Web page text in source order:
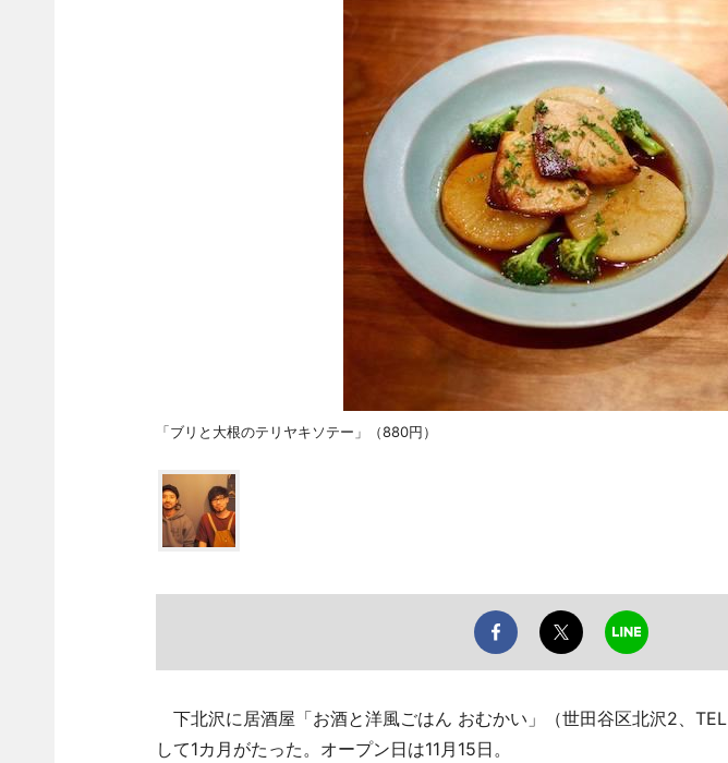
「ブリと大根のテリヤキソテー」（880円）
下北沢に居酒屋「お酒と洋風ごはん おむかい」（世田谷区北沢2、TEL
して1カ月がたった。オープン日は11月15日。